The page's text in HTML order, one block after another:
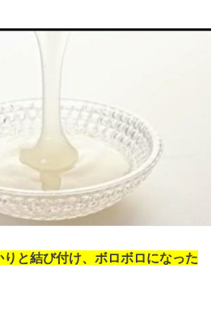
と結び付け、ボロボロになった